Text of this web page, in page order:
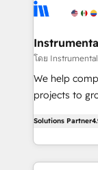
Elite Partners
Premier
Won HubSpot
HubSpot Rising Star Why us?
potential of the
HubSpot
Hourly-fee
โดย
We help
projects to
HubSpot
team to
experience
Solutions Partner